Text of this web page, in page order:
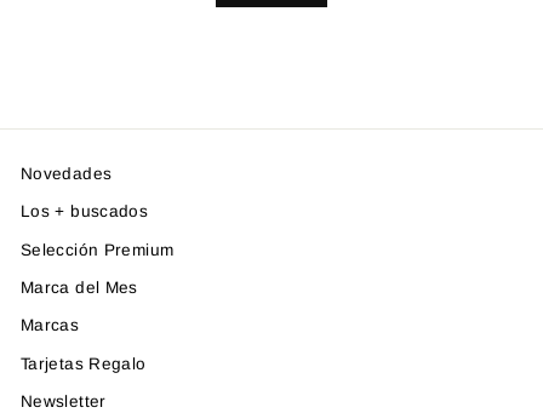
Novedades
Los + buscados
Selección Premium
Marca del Mes
Marcas
Tarjetas Regalo
Newsletter